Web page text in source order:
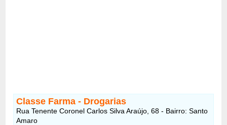
Classe Farma - Drogarias
Rua Tenente Coronel Carlos Silva Araújo, 68 - Bairro: Santo
Amaro